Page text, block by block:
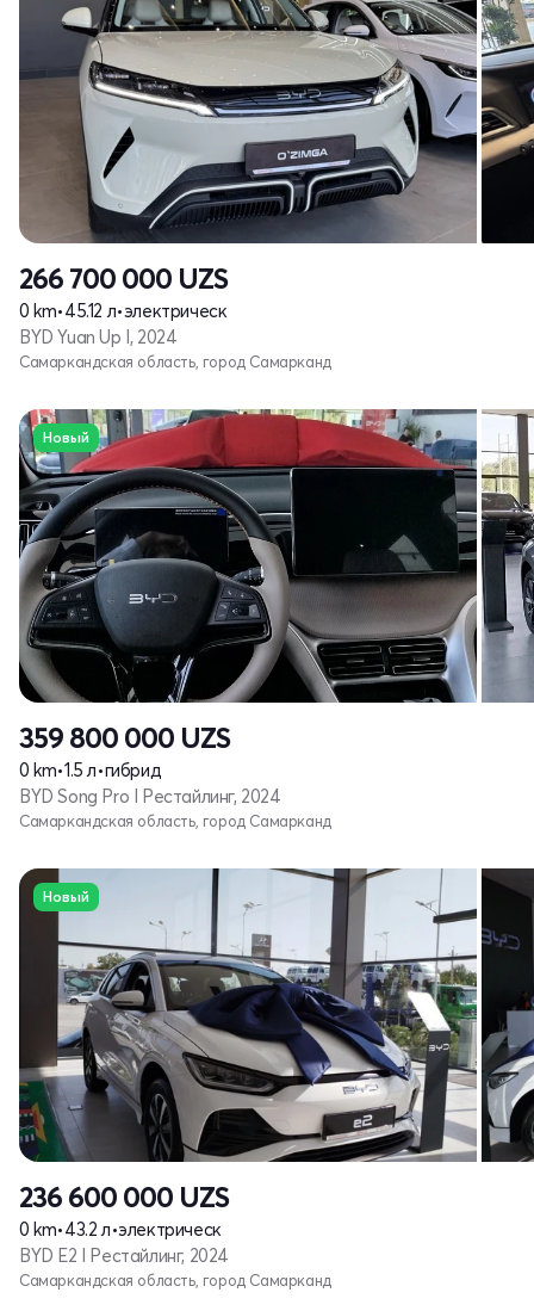
266 700 000 UZS
0 km•45.12 л•электрическ
BYD Yuan Up I, 2024
Самаркандская область, город Самарканд
Новый
359 800 000 UZS
0 km•1.5 л•гибрид
BYD Song Pro I Рестайлинг, 2024
Самаркандская область, город Самарканд
Новый
236 600 000 UZS
0 km•43.2 л•электрическ
BYD E2 I Рестайлинг, 2024
Самаркандская область, город Самарканд